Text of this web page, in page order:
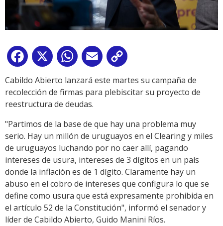
Facebook
X WhatsApp
Email
Link
Cabildo Abierto lanzará este martes su campaña de
recolección de firmas para plebiscitar su proyecto de
reestructura de deudas.
"Partimos de la base de que hay una problema muy
serio. Hay un millón de uruguayos en el Clearing y miles
de uruguayos luchando por no caer allí, pagando
intereses de usura, intereses de 3 dígitos en un país
donde la inflación es de 1 dígito. Claramente hay un
abuso en el cobro de intereses que configura lo que se
define como usura que está expresamente prohibida en
el artículo 52 de la Constitución", informó el senador y
líder de Cabildo Abierto, Guido Manini Ríos.